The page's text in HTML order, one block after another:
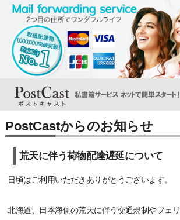
PostCastからのお知らせ
荒天に伴う荷物配達遅延について
日頃はご利用いただきありがとうございます。
北海道、日本海側の荒天に伴う交通規制やフェ